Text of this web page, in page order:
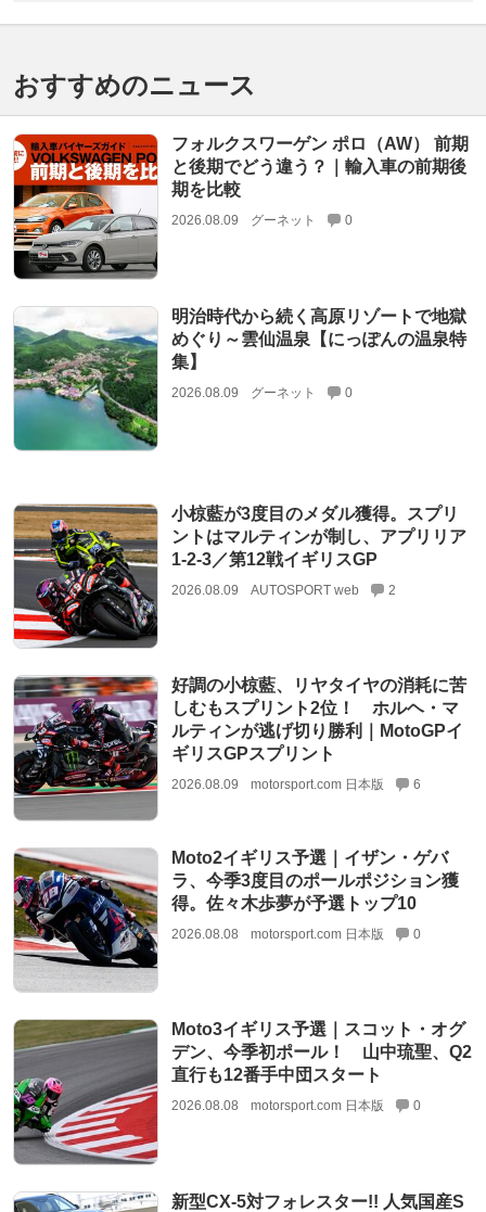
おすすめのニュース
フォルクスワーゲン ポロ（AW） 前期
と後期でどう違う？｜輸入車の前期後
期を比較
2026.08.09 グーネット 0
明治時代から続く高原リゾートで地獄
めぐり～雲仙温泉【にっぽんの温泉特
集】
2026.08.09 グーネット 0
小椋藍が3度目のメダル獲得。スプリ
ントはマルティンが制し、アプリリア
1-2-3／第12戦イギリスGP
2026.08.09 AUTOSPORT web 2
好調の小椋藍、リヤタイヤの消耗に苦
しむもスプリント2位！ ホルヘ・マ
ルティンが逃げ切り勝利｜MotoGPイ
ギリスGPスプリント
2026.08.09 motorsport.com 日本版 6
Moto2イギリス予選｜イザン・ゲバ
ラ、今季3度目のポールポジション獲
得。佐々木歩夢が予選トップ10
2026.08.08 motorsport.com 日本版 0
Moto3イギリス予選｜スコット・オグ
デン、今季初ポール！ 山中琉聖、Q2
直行も12番手中団スタート
2026.08.08 motorsport.com 日本版 0
新型CX-5対フォレスター!! 人気国産S